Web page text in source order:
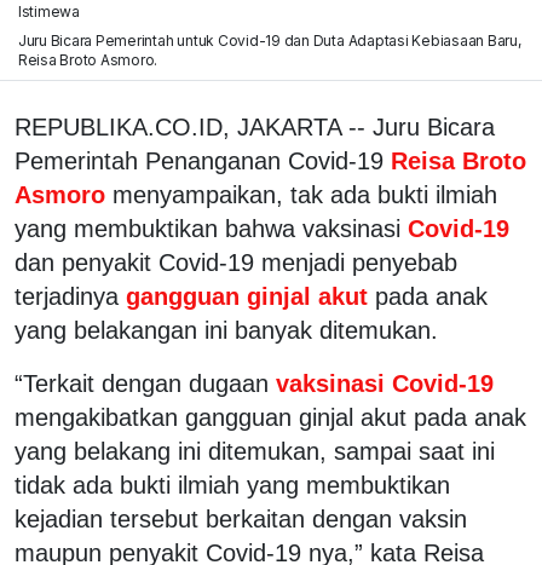
Istimewa
Juru Bicara Pemerintah untuk Covid-19 dan Duta Adaptasi Kebiasaan Baru,
Reisa Broto Asmoro.
REPUBLIKA.CO.ID, JAKARTA -- Juru Bicara
Pemerintah Penanganan Covid-19 Reisa Broto
Asmoro menyampaikan, tak ada bukti ilmiah
yang membuktikan bahwa vaksinasi Covid-19
dan penyakit Covid-19 menjadi penyebab
terjadinya gangguan ginjal akut pada anak
yang belakangan ini banyak ditemukan.
“Terkait dengan dugaan vaksinasi Covid-19
mengakibatkan gangguan ginjal akut pada anak
yang belakang ini ditemukan, sampai saat ini
tidak ada bukti ilmiah yang membuktikan
kejadian tersebut berkaitan dengan vaksin
maupun penyakit Covid-19 nya,” kata Reisa